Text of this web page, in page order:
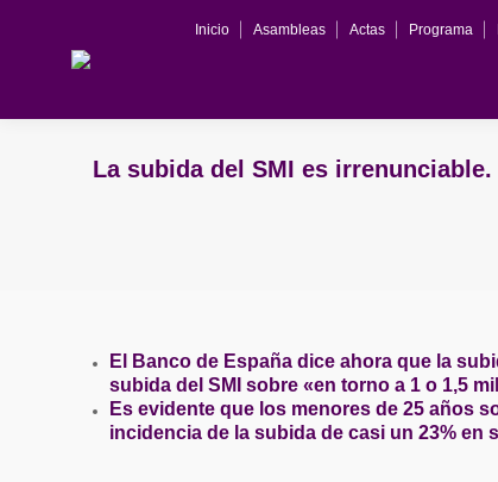
Inicio Asambleas Actas Programa
La subida del SMI es
El Banco de España dice ahora que la
subida del SMI sobre «en torno a 1 o 1,5
Es evidente que los menores de 25 años
incidencia de la subida de casi un 23% en